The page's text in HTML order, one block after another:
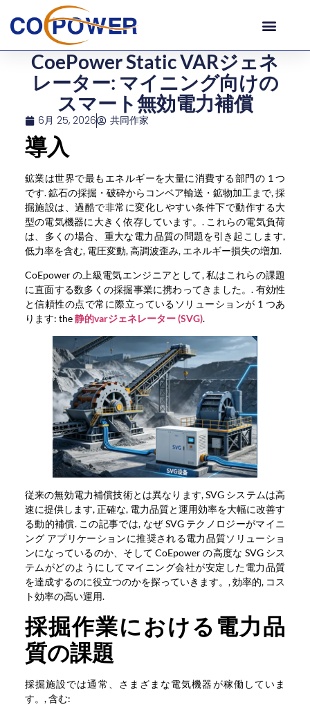
CoePower Static VARジェネ
レーター: マイニング向けの
スマート無効電力補償
6月 25, 2026 共同作家
導入
鉱業は世界で最もエネルギーを大量に消費する部門の 1 つ
です. 鉱石の採掘・破砕からコンベア輸送・鉱物加工まで, 採
掘施設は、過酷で非常に変化しやすい条件下で動作する大
型の電気機器に大きく依存しています。. これらの電気負荷
は、多くの場合、重大な電力品質の問題を引き起こします,
低力率を含む, 電圧変動, 高調波歪み, エネルギー損失の増加.
CoEpower の上級電気エンジニアとして, 私はこれらの課題
に直面する数多くの採掘事業に携わってきました。. 有効性
と信頼性の点で常に際立っているソリューションが 1 つあ
ります: the静的varジェネレーター (SVG).
従来の無効電力補償技術とは異なります, SVG システムは高
速に提供します, 正確な, 電力品質と運用効率を大幅に改善す
る動的補償. この記事では, なぜ SVG テクノロジーがマイニ
ング アプリケーションに推奨される電力品質ソリューショ
ンになっているのか、そして CoEpower の高度な SVG シス
テムがどのようにしてマイニング会社が安定した電力品質
を達成するのに役立つのかを探っていきます。, 効率的, コス
ト効率の高い運用.
採掘作業における電力品
質の課題
採掘施設では通常、さまざまな電気機器が稼働していま
す。, 含む: